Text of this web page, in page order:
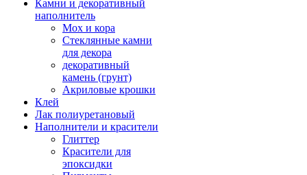
Камни и декоративный
наполнитель
Мох и кора
Стеклянные камни
для декора
декоративный
камень (грунт)
Акриловые крошки
Клей
Лак полиуретановый
Наполнители и красители
Глиттер
Красители для
эпоксидки